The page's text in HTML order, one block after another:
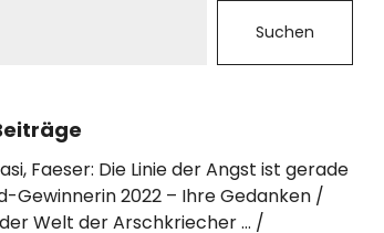
Faeser: Die Linie der Angst ist gerade
Gewinnerin 2022 – Ihre Gedanken
der Welt der Arschkriecher …